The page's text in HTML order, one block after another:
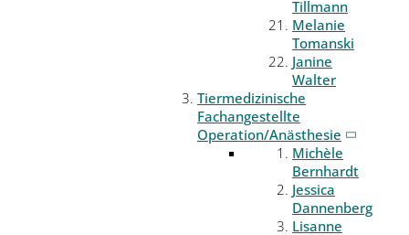
Tillmann
Melanie
Tomanski
Janine
Walter
Tiermedizinische
Fachangestellte
Operation/Anästhesie
Michèle
Bernhardt
Jessica
Dannenberg
Lisanne